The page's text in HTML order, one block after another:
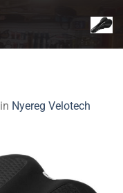
in Nyereg Velotech